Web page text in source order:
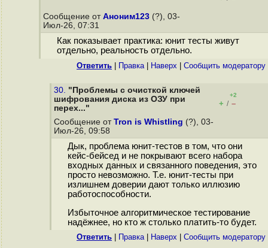
Сообщение от Аноним123 (?), 03-
Июл-26, 07:31
Как показывает практика: юнит тесты живут
отдельно, реальность отдельно.
Ответить Правка| Наверх Cообщить модератору
30. "Проблемы с очисткой ключей
шифрования диска из ОЗУ при
перех..."
+2
+ / –
Сообщение от Tron is Whistling (?), 03-
Июл-26, 09:58
Дык, проблема юнит-тестов в том, что они
кейс-бейсед и не покрывают всего набора
входных данных и связанного поведения, это
просто невозможно. Т.е. юнит-тесты при
излишнем доверии дают только иллюзию
работоспособности.
Избыточное алгоритмическое тестирование
надёжнее, но кто ж столько платить-то будет.
Ответить Правка| Наверх Cообщить модератору